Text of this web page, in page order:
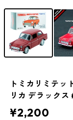
トミカリミテッ
リカ デラック
¥2,200